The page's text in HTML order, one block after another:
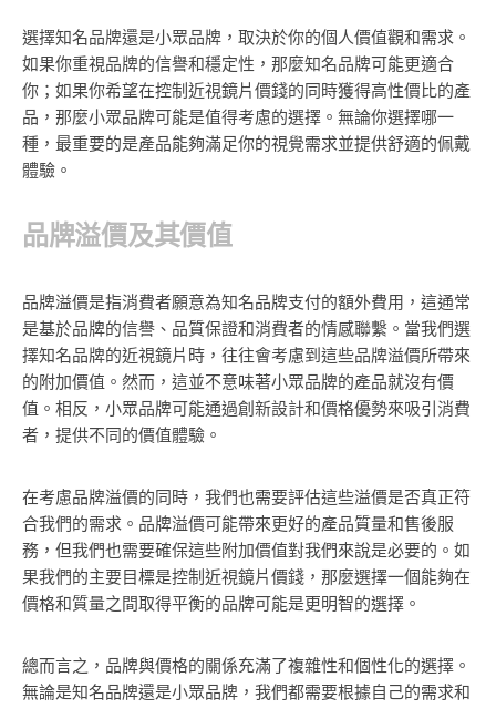
選擇知名品牌還是小眾品牌，取決於你的個人價值觀和需求。
如果你重視品牌的信譽和穩定性，那麼知名品牌可能更適合
你；如果你希望在控制近視鏡片價錢的同時獲得高性價比的產
品，那麼小眾品牌可能是值得考慮的選擇。無論你選擇哪一
種，最重要的是產品能夠滿足你的視覺需求並提供舒適的佩戴
體驗。
品牌溢價及其價值
品牌溢價是指消費者願意為知名品牌支付的額外費用，這通常
是基於品牌的信譽、品質保證和消費者的情感聯繫。當我們選
擇知名品牌的近視鏡片時，往往會考慮到這些品牌溢價所帶來
的附加價值。然而，這並不意味著小眾品牌的產品就沒有價
值。相反，小眾品牌可能通過創新設計和價格優勢來吸引消費
者，提供不同的價值體驗。
在考慮品牌溢價的同時，我們也需要評估這些溢價是否真正符
合我們的需求。品牌溢價可能帶來更好的產品質量和售後服
務，但我們也需要確保這些附加價值對我們來說是必要的。如
果我們的主要目標是控制近視鏡片價錢，那麼選擇一個能夠在
價格和質量之間取得平衡的品牌可能是更明智的選擇。
總而言之，品牌與價格的關係充滿了複雜性和個性化的選擇。
無論是知名品牌還是小眾品牌，我們都需要根據自己的需求和